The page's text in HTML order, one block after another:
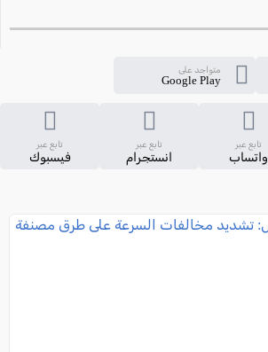
متواجد على
Google Play
تابع عبر
واتساب
تابع عبر
انستجرام
تابع عبر
فيسبوك